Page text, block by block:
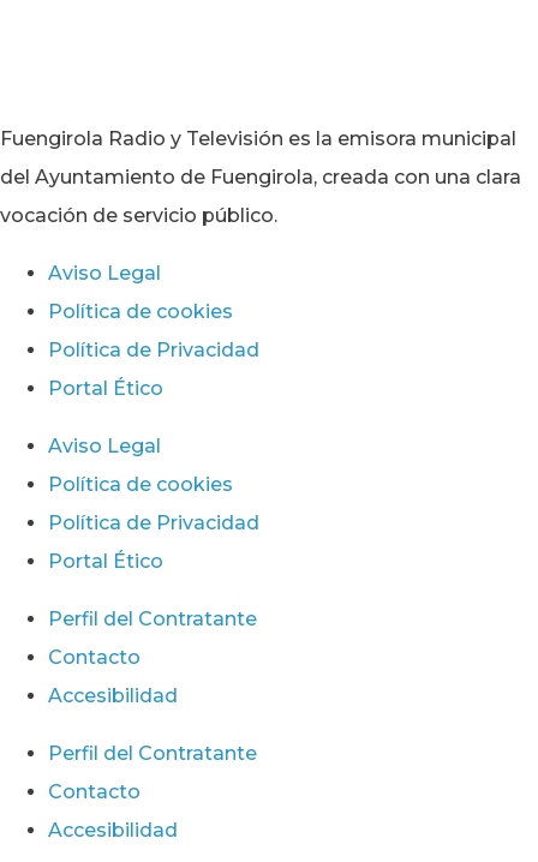
Fuengirola Radio y Televisión es la emisora municipal
del Ayuntamiento de Fuengirola, creada con una clara
vocación de servicio público.
Aviso Legal
Política de cookies
Política de Privacidad
Portal Ético
Aviso Legal
Política de cookies
Política de Privacidad
Portal Ético
Perfil del Contratante
Contacto
Accesibilidad
Perfil del Contratante
Contacto
Accesibilidad